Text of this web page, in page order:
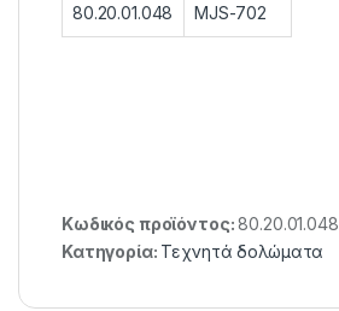
80.20.01.048 MJS-702
Κωδικός προϊόντος:80.20.01.048
Κατηγορία: Τεχνητά δολώματα